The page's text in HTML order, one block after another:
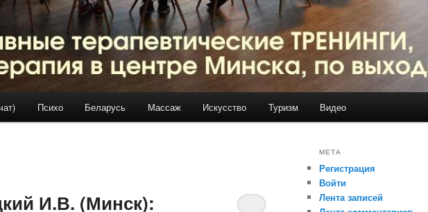
Психо Беларусь Массаж Искусство Туризм Видео
И.В. (Минск):
МЕТА
Регистрация
Войти
Лента записей